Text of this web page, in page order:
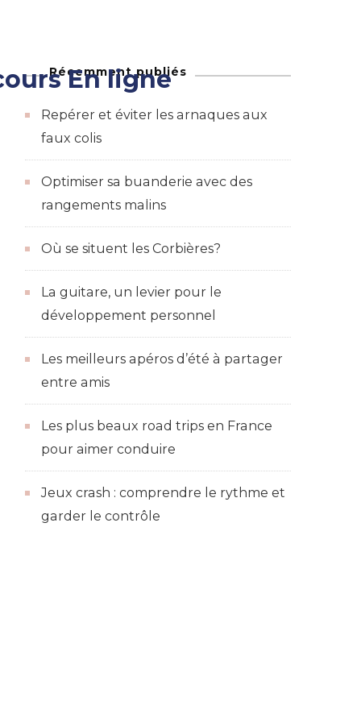
En ligne
Récemment publiés
Repérer et éviter les arnaques aux
faux colis
Optimiser sa buanderie avec des
rangements malins
Où se situent les Corbières?
La guitare, un levier pour le
développement personnel
Les meilleurs apéros d’été à partager
entre amis
Les plus beaux road trips en France
pour aimer conduire
Jeux crash : comprendre le rythme et
garder le contrôle